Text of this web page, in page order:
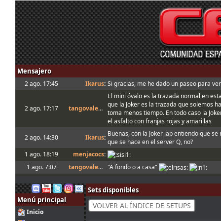
Mensajero
2 ago. 17:45 Ikarus: Si gracias, me he dado un paseo para
2 ago. 17:17 tangovalens
El mini óvalo es la trazada normal en
que la Joker es la trazada que solemos
toma menos tiempo. En todo caso la
el asfalto con franjas rojas y amarillas
2 ago. 14:30
Ikarus: Buenas, con la Joker lap entiendo que
que se hace en el server Q, no?
1 ago. 18:19
menjacocs:
1 ago. 7:07
tangovalens "A fondo o a casa"
31 jul. 12:40
camtawn: Menjacocs, ten agallas y T1 ; *en ; Y t3,
31 jul. 10:51
mitsumeku: Tienes que enviarlo al host cuando sales
valide el setup
Menú principal
Inicio
Sets disponibles
VOLVER AL ÍNDICE DE SETUPS